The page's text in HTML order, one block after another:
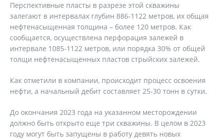
Перспективные пласты в разрезе этой скважины
залегают в интервалах глубин 886-1122 метров, их общая
нефтенасыщенная толщина – более 120 метров. Как
сообщается, осуществлена перфорация залежей в
интервале 1085-1122 метров, или порядка 30% от общей
толщи нефтенасыщенных пластов стрыйских залежей.
Как отметили в компании, происходит процесс освоения
нефти, а начальный дебит составляет 25-30 тонн в сутки.
До окончания 2023 года на указанном месторождении
должно быть открыто еще три скважины. В целом в 2023
году могут быть запущены в работу девять новых